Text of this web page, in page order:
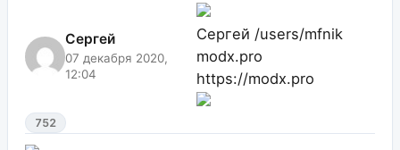
Сергей
07 декабря 2020,
12:04
Сергей /users/mfnik
modx.pro
https://modx.pro
752